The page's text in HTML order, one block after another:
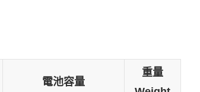
電池容量
重量